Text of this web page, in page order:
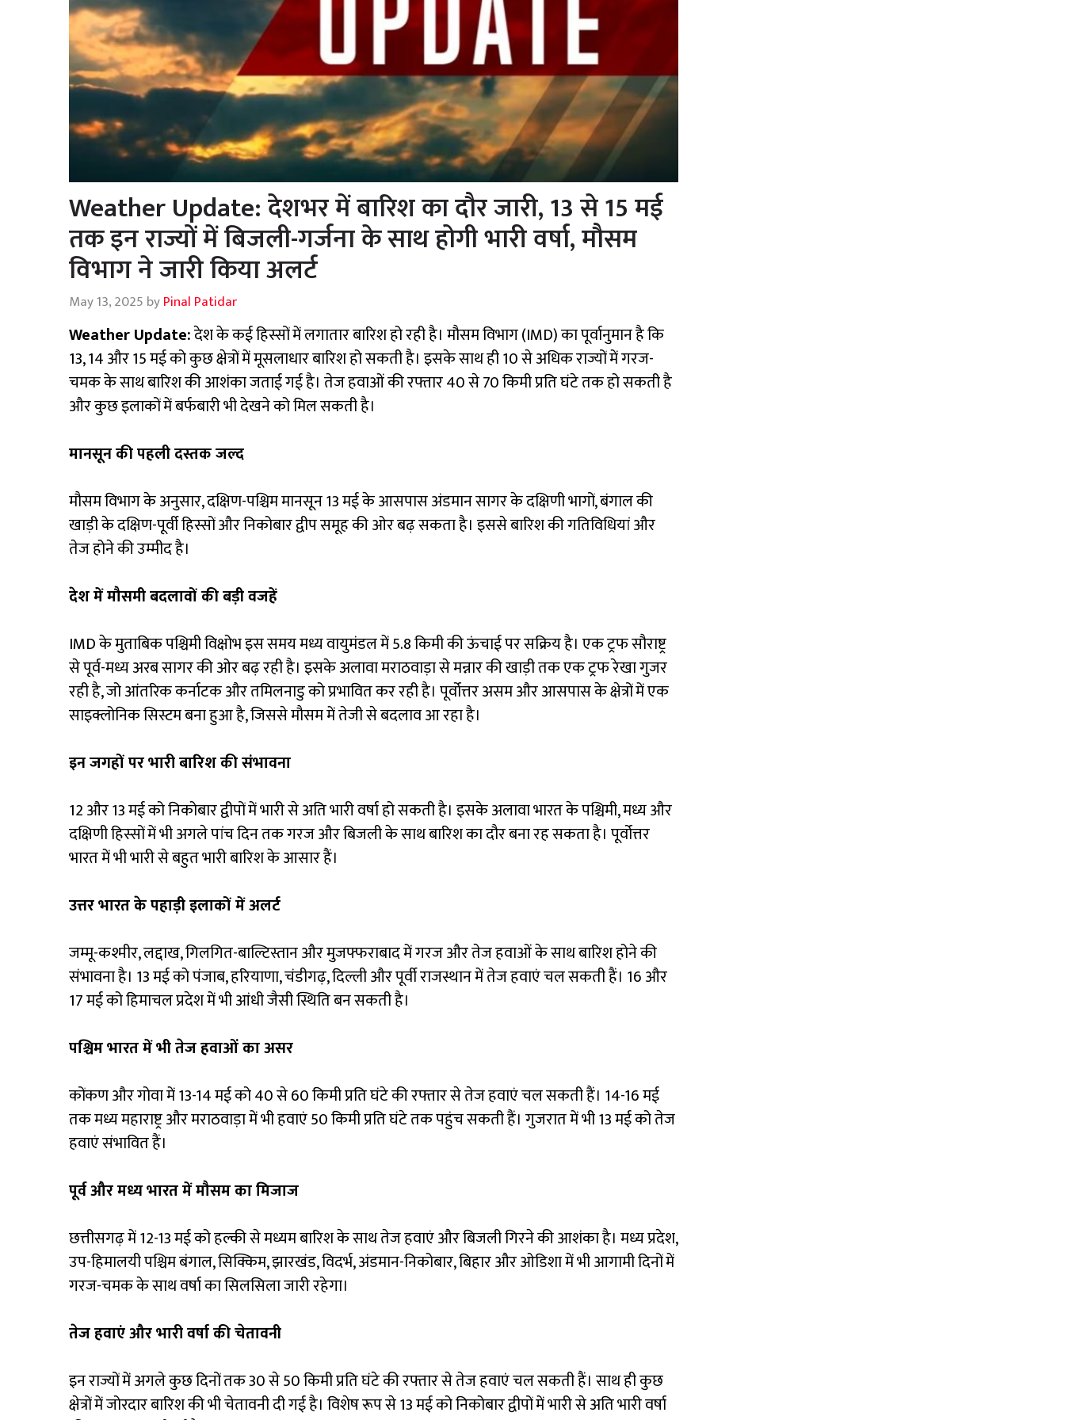
Weather Update: देशभर में बारिश का दौर जारी, 13 से 15 मई
तक इन राज्यों में बिजली-गर्जना के साथ होगी भारी वर्षा, मौसम
विभाग ने जारी किया अलर्ट
May 13, 2025 byPinal Patidar
Weather Update:देश के कई हिस्सों में लगातार बारिश हो रही है। मौसम विभाग (IMD) का पूर्वानुमान है कि
13, 14 और 15 मई को कुछ क्षेत्रों में मूसलाधार बारिश हो सकती है। इसके साथ ही 10 से अधिक राज्यों में गरज-
चमक के साथ बारिश की आशंका जताई गई है। तेज हवाओं की रफ्तार 40 से 70 किमी प्रति घंटे तक हो सकती है
और कुछ इलाकों में बर्फबारी भी देखने को मिल सकती है।
मानसून की पहली दस्तक जल्द
मौसम विभाग के अनुसार, दक्षिण-पश्चिम मानसून 13 मई के आसपास अंडमान सागर के दक्षिणी भागों, बंगाल की
खाड़ी के दक्षिण-पूर्वी हिस्सों और निकोबार द्वीप समूह की ओर बढ़ सकता है। इससे बारिश की गतिविधियां और
तेज होने की उम्मीद है।
देश में मौसमी बदलावों की बड़ी वजहें
IMD के मुताबिक पश्चिमी विक्षोभ इस समय मध्य वायुमंडल में 5.8 किमी की ऊंचाई पर सक्रिय है। एक ट्रफ सौराष्ट्र
से पूर्व-मध्य अरब सागर की ओर बढ़ रही है। इसके अलावा मराठवाड़ा से मन्नार की खाड़ी तक एक ट्रफ रेखा गुजर
रही है, जो आंतरिक कर्नाटक और तमिलनाडु को प्रभावित कर रही है। पूर्वोत्तर असम और आसपास के क्षेत्रों में एक
साइक्लोनिक सिस्टम बना हुआ है, जिससे मौसम में तेजी से बदलाव आ रहा है।
इन जगहों पर भारी बारिश की संभावना
12 और 13 मई को निकोबार द्वीपों में भारी से अति भारी वर्षा हो सकती है। इसके अलावा भारत के पश्चिमी, मध्य और
दक्षिणी हिस्सों में भी अगले पांच दिन तक गरज और बिजली के साथ बारिश का दौर बना रह सकता है। पूर्वोत्तर
भारत में भी भारी से बहुत भारी बारिश के आसार हैं।
उत्तर भारत के पहाड़ी इलाकों में अलर्ट
जम्मू-कश्मीर, लद्दाख, गिलगित-बाल्टिस्तान और मुजफ्फराबाद में गरज और तेज हवाओं के साथ बारिश होने की
संभावना है। 13 मई को पंजाब, हरियाणा, चंडीगढ़, दिल्ली और पूर्वी राजस्थान में तेज हवाएं चल सकती हैं। 16 और
17 मई को हिमाचल प्रदेश में भी आंधी जैसी स्थिति बन सकती है।
पश्चिम भारत में भी तेज हवाओं का असर
कोंकण और गोवा में 13-14 मई को 40 से 60 किमी प्रति घंटे की रफ्तार से तेज हवाएं चल सकती हैं। 14-16 मई
तक मध्य महाराष्ट्र और मराठवाड़ा में भी हवाएं 50 किमी प्रति घंटे तक पहुंच सकती हैं। गुजरात में भी 13 मई को तेज
हवाएं संभावित हैं।
पूर्व और मध्य भारत में मौसम का मिजाज
छत्तीसगढ़ में 12-13 मई को हल्की से मध्यम बारिश के साथ तेज हवाएं और बिजली गिरने की आशंका है। मध्य प्रदेश,
उप-हिमालयी पश्चिम बंगाल, सिक्किम, झारखंड, विदर्भ, अंडमान-निकोबार, बिहार और ओडिशा में भी आगामी दिनों में
गरज-चमक के साथ वर्षा का सिलसिला जारी रहेगा।
तेज हवाएं और भारी वर्षा की चेतावनी
इन राज्यों में अगले कुछ दिनों तक 30 से 50 किमी प्रति घंटे की रफ्तार से तेज हवाएं चल सकती हैं। साथ ही कुछ
क्षेत्रों में जोरदार बारिश की भी चेतावनी दी गई है। विशेष रूप से 13 मई को निकोबार द्वीपों में भारी से अति भारी वर्षा